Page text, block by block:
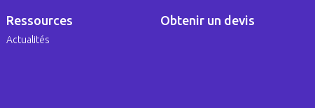
Ressources
Actualités
Obtenir un devis